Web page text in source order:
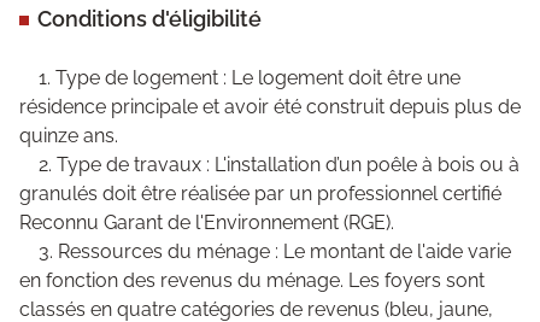
Conditions d'éligibilité
1. Type de logement : Le logement doit être une
résidence principale et avoir été construit depuis plus de
quinze ans.
2. Type de travaux : L'installation d’un poêle à bois ou à
granulés doit être réalisée par un professionnel certifié
Reconnu Garant de l'Environnement (RGE).
3. Ressources du ménage : Le montant de l'aide varie
en fonction des revenus du ménage. Les foyers sont
classés en quatre catégories de revenus (bleu, jaune,